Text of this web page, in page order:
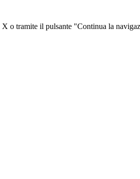
o tramite il pulsante "Continua la